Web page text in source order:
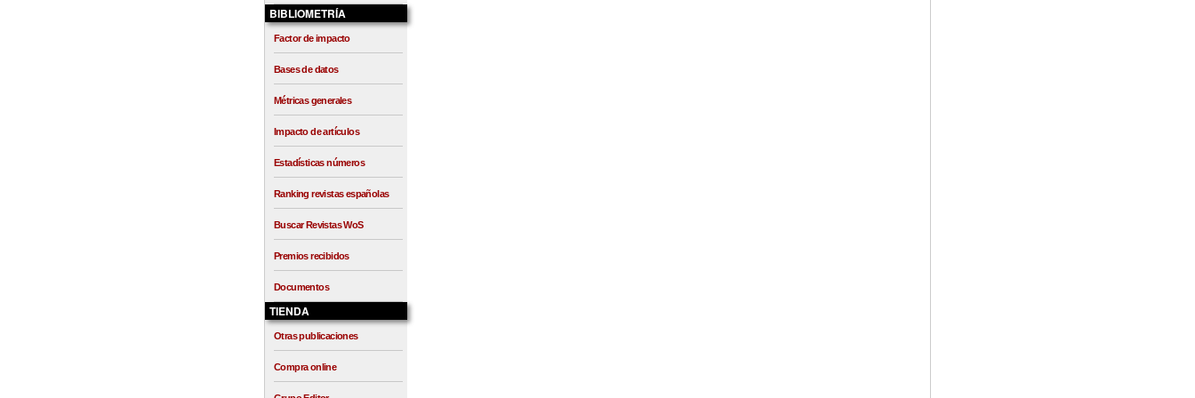
BIBLIOMETRÍA
Factor de impacto
Bases de datos
Métricas generales
Impacto de artículos
Estadísticas números
Ranking revistas españolas
Buscar Revistas WoS
Premios recibidos
Documentos
TIENDA
Otras publicaciones
Compra online